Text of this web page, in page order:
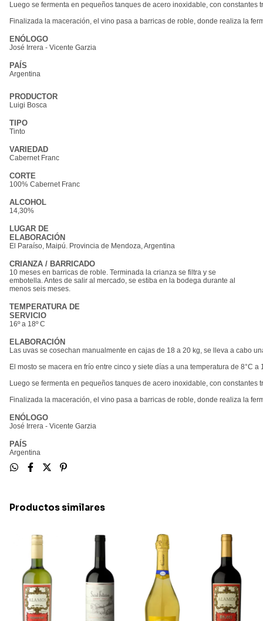
Luego se fermenta en pequeños tanques de acero inoxidable, con constantes
Finalizada la maceración, el vino pasa a barricas de roble, donde realiza la
ENÓLOGO
José Irrera - Vicente Garzia
PAÍS
Argentina
PRODUCTOR
Luigi Bosca
TIPO
Tinto
VARIEDAD
Cabernet Franc
CORTE
100% Cabernet Franc
ALCOHOL
14,30%
LUGAR DE
ELABORACIÓN
El Paraíso, Maipú. Provincia de Mendoza, Argentina
CRIANZA / BARRICADO
10 meses en barricas de roble. Terminada la crianza se filtra y se
embotella. Antes de salir al mercado, se estiba en la bodega durante al
menos seis meses.
TEMPERATURA DE
SERVICIO
16º a 18º C
ELABORACIÓN
Las uvas se cosechan manualmente en cajas de 18 a 20 kg, se lleva a cabo
El mosto se macera en frío entre cinco y siete días a una temperatura de 8°C a
Luego se fermenta en pequeños tanques de acero inoxidable, con constantes
Finalizada la maceración, el vino pasa a barricas de roble, donde realiza la
ENÓLOGO
José Irrera - Vicente Garzia
PAÍS
Argentina
Productos similares